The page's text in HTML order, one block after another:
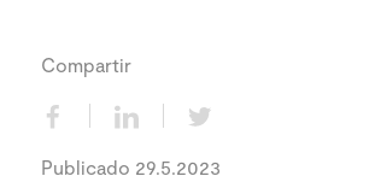
Compartir
Publicado 29.5.2023